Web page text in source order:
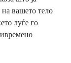
вашето тело
луѓе го